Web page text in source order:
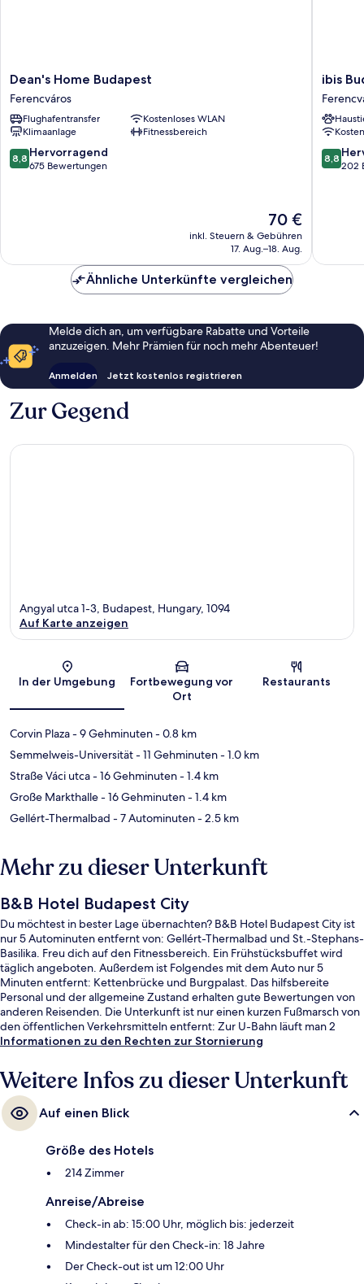
Dean's
Home
Budapest
Ferencváros
Dean's Home Budapest
Ferencváros
Flughafentransfer
Kostenloses WLAN
Klimaanlage
Fitnessbereich
8.8
von
8,8 Hervorragend
675 Bewertungen
Der
Preis
beträgt
70 €
inkl. Steuern & Gebühren
17. Aug.–18. Aug.
ibis
Stadium
ibis
8.8
von
8,8
202
Ähnliche Unterkünfte vergleichen
Melde dich an, um verfügbare Rabatte und Vorteile
anzuzeigen. Mehr Prämien für noch mehr Abenteuer!
Anmelden Jetzt kostenlos registrieren
Zur Gegend
Karte
Angyal utca 1-3, Budapest, Hungary, 1094
Auf Karte anzeigen
In der Umgebung
Fortbewegung vor
Ort
Restaurants
Corvin Plaza- 9 Gehminuten- 0.8 km
Semmelweis-Universität- 11 Gehminuten- 1.0 km
Straße Váci utca- 16 Gehminuten- 1.4 km
Große Markthalle- 16 Gehminuten- 1.4 km
Gellért-Thermalbad - 7 Autominuten- 2.5 km
Mehr zu dieser Unterkunft
B&B Hotel Budapest City
Du möchtest in bester Lage übernachten? B&B Hotel Budapest City ist
nur 5 Autominuten entfernt von: Gellért-Thermalbad und St.-Stephans-
Basilika. Freu dich auf den Fitnessbereich. Ein Frühstücksbuffet wird
täglich angeboten. Außerdem ist Folgendes mit dem Auto nur 5
Minuten entfernt: Kettenbrücke und Burgpalast. Das hilfsbereite
Personal und der allgemeine Zustand erhalten gute Bewertungen von
anderen Reisenden. Die Unterkunft ist nur einen kurzen Fußmarsch von
den öffentlichen Verkehrsmitteln entfernt: Zur U-Bahn läuft man 2
Minuten (Straßenbahnhaltestelle Mester utca / Ferenc körút) bzw. 7
Informationen zu den Rechten zur Stornierung
Weitere Infos zu dieser Unterkunft
Auf einen Blick
Größe des Hotels
214 Zimmer
Anreise/Abreise
Check-in ab: 15:00 Uhr, möglich bis: jederzeit
Mindestalter für den Check-in: 18 Jahre
Der Check-out ist um 12:00 Uhr